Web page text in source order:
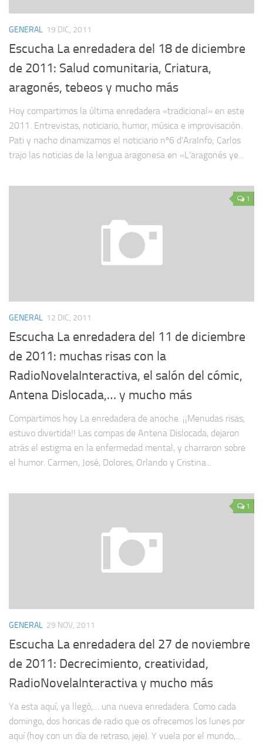
GENERAL 19 DIC, 2011
Escucha La enredadera del 18 de diciembre
de 2011: Salud comunitaria, Criatura,
aragonés, tebeos y mucho más
Hoy compartimos la última enredadera «tradicional» en este
2011. Entrevistas, noticiario, humor, música e improvisación.
Pati y nacho dinamizamos el noticiario nº6 d’AraInfo; Carlos
trajo las noticias de la lengua aragonesa en «L’aragonés ye...
1
GENERAL 12 DIC, 2011
Escucha La enredadera del 11 de diciembre
de 2011: muchas risas con la
RadioNovelaInteractiva, el salón del cómic,
Antena Dislocada,… y mucho más
Compartimos hoy La enredadera de anoche. ¡¡Menudas risas,
estuvo divertida!! Las compas de Antena Dislocada, dejaron
atrás el estigma en la enfermedad mental, y charraron sobre
el humor. Carmen, José, Dolores, Orlando y Cristina...
1
GENERAL 29 NOV, 2011
Escucha La enredadera del 27 de noviembre
de 2011: Decrecimiento, creatividad,
RadioNovelaInteractiva y mucho más
Ya esta aquí, ya llegó,… una nueva enredadera. Como cada
domingo, dos horicas de radio que os ofrecemos los lunes por
aquí (hoy con un día de retraso, jeje). Y vuela por el mundo,...